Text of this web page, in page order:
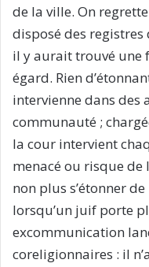
de la ville. On
disposé des
il y aurait trouvé une
égard. Rien
intervienne dans des
communauté ;
la cour intervient
menacé ou risque de
non plus s’étonner
lorsqu’un juif porte
excommunication
coreligionnaires : il